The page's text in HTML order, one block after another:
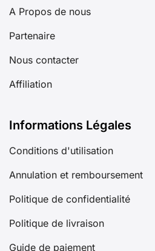
A Propos de nous
Partenaire
Nous contacter
Affiliation
Informations Légales
Conditions d'utilisation
Annulation et remboursement
Politique de confidentialité
Politique de livraison
Guide de paiement